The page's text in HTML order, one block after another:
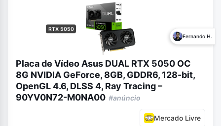
RTX 5050
Fernando H.
Placa de Vídeo Asus DUAL RTX 5050 OC
8G NVIDIA GeForce, 8GB, GDDR6, 128-bit,
OpenGL 4.6, DLSS 4, Ray Tracing –
90YV0N72-M0NA00 #anúncio
Mercado Livre